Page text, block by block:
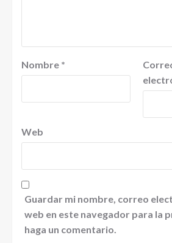
Nombre *
Web
Guardar mi nombre, correo
web en este navegador para la
haga un comentario.